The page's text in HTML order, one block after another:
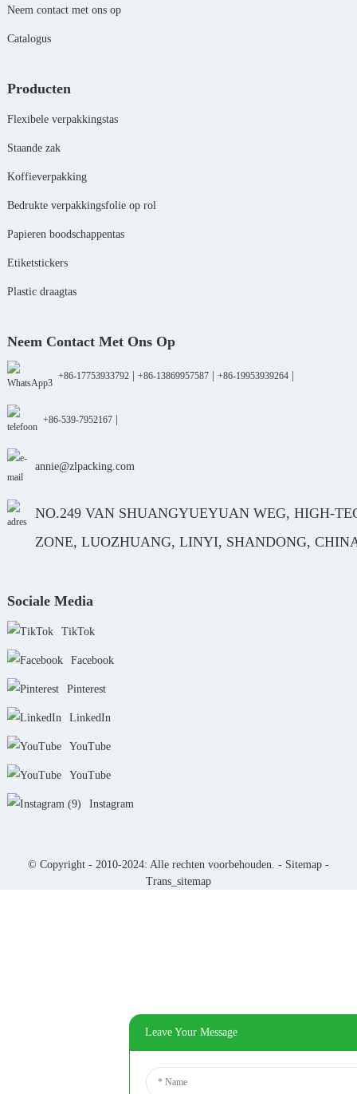
Neem contact met ons op
Catalogus
Producten
Flexibele verpakkingstas
Staande zak
Koffieverpakking
Bedrukte verpakkingsfolie op rol
Papieren boodschappentas
Etiketstickers
Plastic draagtas
Neem Contact Met Ons Op
+86-17753933792| +86-13869957587| +86-19953939264|
+86-539-7952167|
annie@zlpacking.com
NO.249 VAN SHUANGYUEYUAN WEG, HIGH-
ZONE, LUOZHUANG, LINYI, SHANDONG,
Sociale Media
TikTok
Facebook
Pinterest
LinkedIn
YouTube
YouTube
Instagram
© Copyright - 2010-2024: Alle rechten voorbehouden. - Sitemap -
Trans_sitemap
Leave Your Message